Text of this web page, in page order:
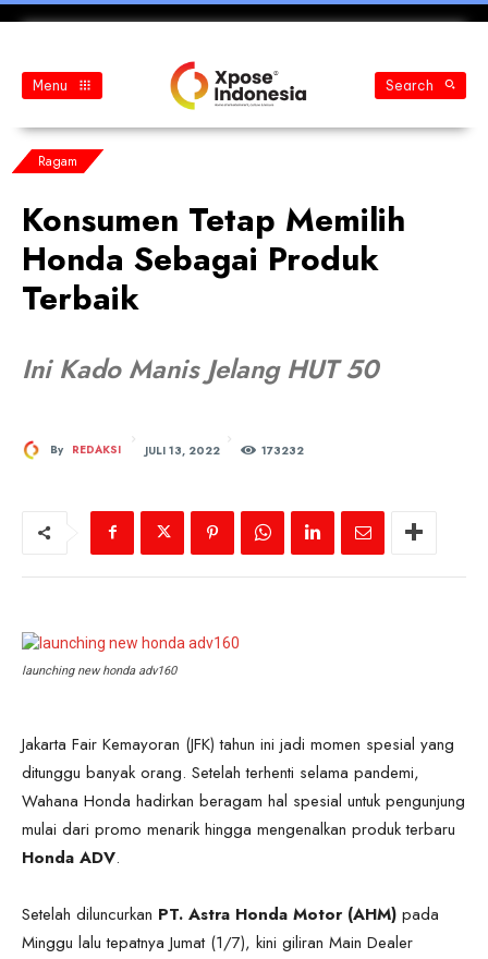
Menu Search
Ragam
Konsumen Tetap Memilih
Honda Sebagai Produk
Terbaik
Ini Kado Manis Jelang HUT 50
By REDAKSI JULI 13, 2022 173232
launching new honda adv160
Jakarta Fair Kemayoran (JFK) tahun ini jadi momen spesial yang
ditunggu banyak orang. Setelah terhenti selama pandemi,
Wahana Honda hadirkan beragam hal spesial untuk pengunjung
mulai dari promo menarik hingga mengenalkan produk terbaru
Honda ADV.
Setelah diluncurkan PT. Astra Honda Motor (AHM) pada
Minggu lalu tepatnya Jumat (1/7), kini giliran Main Dealer